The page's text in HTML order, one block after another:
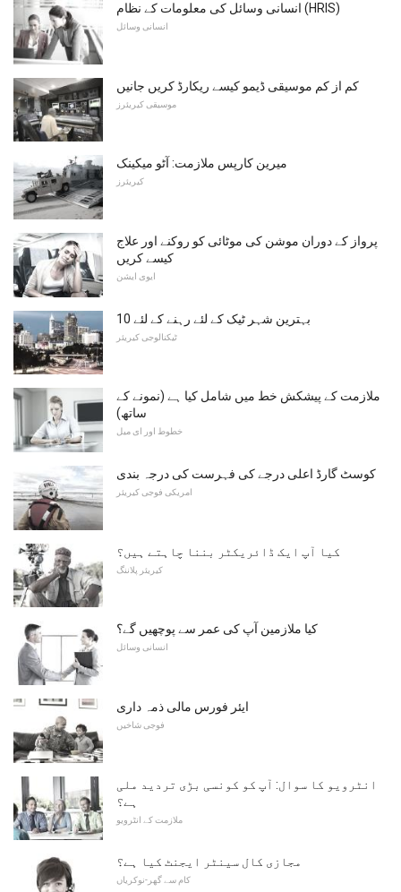
انسانی وسائل کی معلومات کے نظام (HRIS)
انسانی وسائل
کم از کم موسیقی ڈیمو کیسے ریکارڈ کریں جانیں
موسیقی کیریئرز
میرین کارپس ملازمت: آٹو میکینک
کیریئرز
پرواز کے دوران موشن کی موٹائی کو روکنے اور علاج
کیسے کریں
ایوی ایشن
10 بہترین شہر ٹیک کے لئے رہنے کے لئے
ٹیکنالوجی کیریئر
ملازمت کے پیشکش خط میں شامل کیا ہے (نمونے کے
ساتھ)
خطوط اور ای میل
کوسٹ گارڈ اعلی درجے کی فہرست کی درجہ بندی
امریکی فوجی کیریئر
کیا آپ ایک ڈائریکٹر بننا چاہتے ہیں؟
کیریئر پلاننگ
کیا ملازمین آپ کی عمر سے پوچھیں گے؟
انسانی وسائل
ایئر فورس مالی ذمہ داری
فوجی شاخیں
انٹرویو کا سوال: آپ کو کونسی بڑی تردید ملی
ہے؟
ملازمت کے انٹرویو
مجازی کال سینٹر ایجنٹ کیا ہے؟
کام سے گھر-نوکریاں